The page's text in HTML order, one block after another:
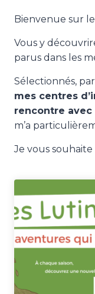
Bienvenue sur
Vous y
parus dans les
Sélectionnés,
mes centres
rencontre
m’a
Je vous